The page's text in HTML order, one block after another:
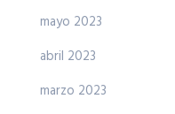
mayo 2023
abril 2023
marzo 2023